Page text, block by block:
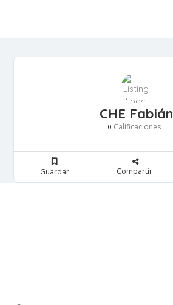
CHE Fabián
0 Calificaciones
Guardar Compartir